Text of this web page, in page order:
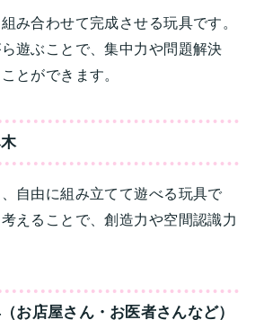
み合わせて完成させる玩具です。
遊ぶことで、集中力や問題解決
とができます。
自由に組み立てて遊べる玩具で
えることで、創造力や空間認識力
お店屋さん・お医者さんなど）